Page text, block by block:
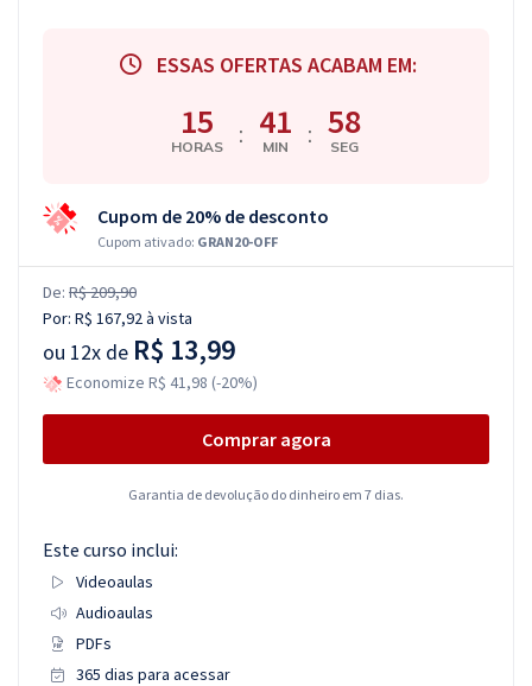
ESSAS OFERTAS ACABAM EM:
15
HORAS : 41
MIN : 57
SEG
Cupom de 20% de desconto
Cupom ativado: GRAN20-OFF
De: R$ 209,90
Por: R$ 167,92à vista
ou 12x de R$ 13,99
Economize R$ 41,98 (-20%)
Comprar agora
Garantia de devolução do dinheiro em 7 dias.
Este curso inclui:
Videoaulas
Audioaulas
PDFs
365 dias para acessar